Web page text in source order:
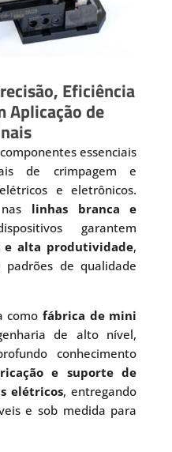
Eficiência
Aplicação de
essenciais
de crimpagem e
e eletrônicos.
linhas branca e
garantem
e alta produtividade,
padrões de qualidade
como fábrica de mini
de alto nível,
conhecimento
e suporte de
elétricos, entregando
e sob medida para